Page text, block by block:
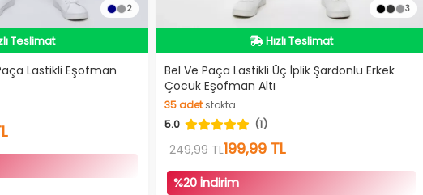
2
Ürün
Teslimat
Lastikli Eşofman
3
İndirimli Ürün
Hızlı Teslimat
İndirimli Ürün
Bel Ve Paça Lastikli Üç İplik Şardonlu Erkek
Çocuk Eşofman Altı
35adetstokta
35adetstokta
5.0 (1)
249,99 TL199,99 TL
%20 İndirim